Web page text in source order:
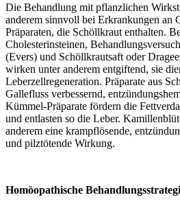
Die Behandlung mit pflanzlichen
anderem sinnvoll bei Erkrankungen an
Präparaten, die Schöllkraut enthalten.
Cholesterinsteinen,
(Evers) und Schöllkrautsaft oder
wirken unter anderem entgiftend, sie
Leberzellregeneration. Präparate aus
Gallefluss verbessernd,
Kümmel-Präparate fördern die
und entlasten so die Leber.
anderem eine krampflösende,
und pilztötende Wirkung.
Homöopathische